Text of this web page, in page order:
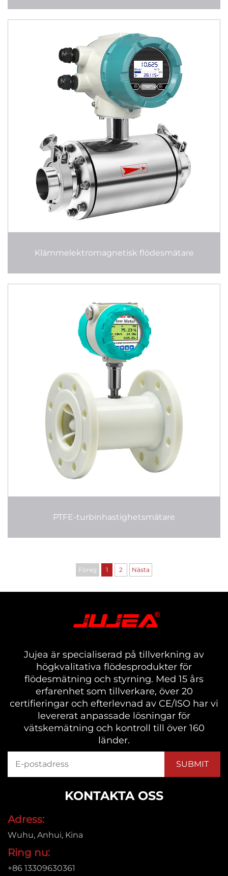
Klämmelektromagnetisk flödesmätare
PTFE-turbinhastighetsmätare
Föreg 1 2 Nästa
Jujea är specialiserad på tillverkning av
högkvalitativa flödesprodukter för
flödesmätning och styrning. Med 15 års
erfarenhet som tillverkare, över 20
certifieringar och efterlevnad av CE/ISO har vi
levererat anpassade lösningar för
vätskemätning och kontroll till över 160
länder.
KONTAKTA OSS
Adress:
Wuhu, Anhui, Kina
Ring nu:
+86 13309630361